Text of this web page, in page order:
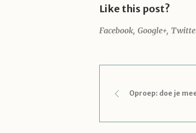
Like this post?
Facebook Google+
Oproep: doe je